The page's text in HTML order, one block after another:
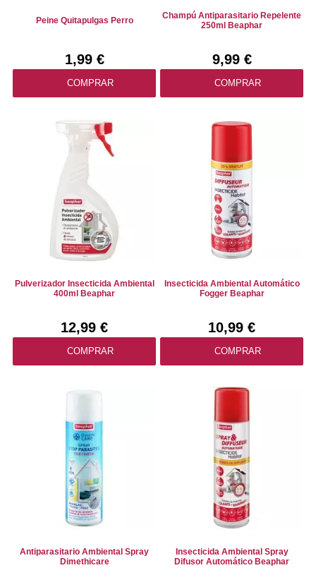
Peine Quitapulgas Perro
1,99 €
COMPRAR
Champú Antiparasitario Repelente
250ml Beaphar
9,99 €
COMPRAR
Pulverizador Insecticida Ambiental
400ml Beaphar
12,99 €
COMPRAR
Insecticida Ambiental Automático
Fogger Beaphar
10,99 €
COMPRAR
Antiparasitario Ambiental Spray
Dimethicare
Insecticida Ambiental Spray
Difusor Automático Beaphar